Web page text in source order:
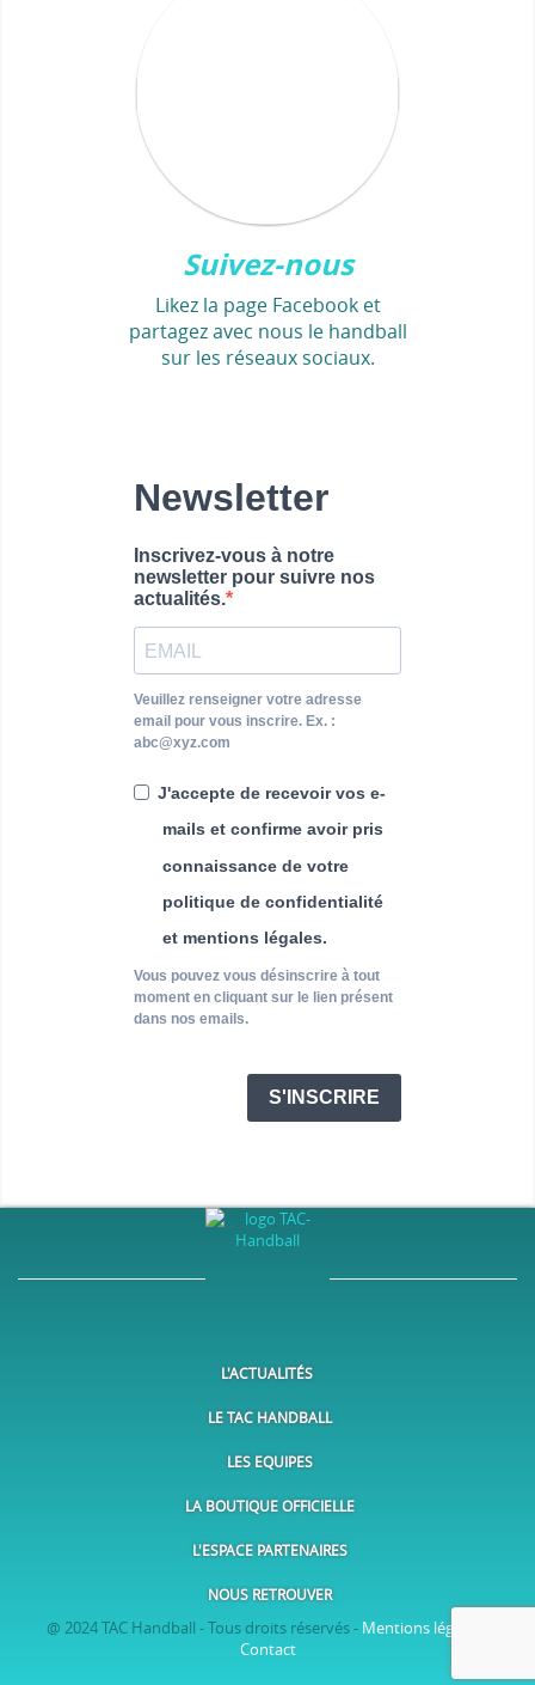
Suivez-nous
Likez la page Facebook et
partagez avec nous le handball
sur les réseaux sociaux.
Newsletter
Inscrivez-vous à notre
newsletter pour suivre nos
actualités.
Veuillez renseigner votre adresse
email pour vous inscrire. Ex. :
abc@xyz.com
J'accepte de recevoir vos e-
mails et confirme avoir pris
connaissance de votre
politique de confidentialité
et mentions légales.
Vous pouvez vous désinscrire à tout
moment en cliquant sur le lien présent
dans nos emails.
S'INSCRIRE
L'ACTUALITÉS
LE TAC HANDBALL
LES EQUIPES
LA BOUTIQUE OFFICIELLE
L'ESPACE PARTENAIRES
NOUS RETROUVER
@ 2024 TAC Handball - Tous droits réservés - Mentions légales
Contact